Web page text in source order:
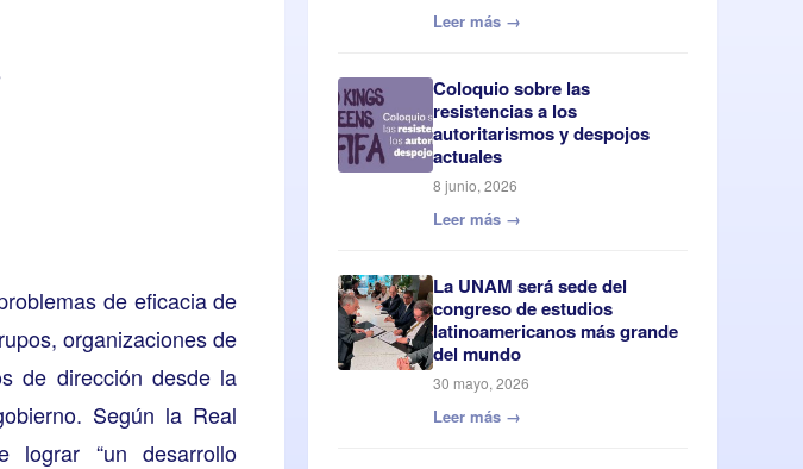
de eficacia de
organizaciones de
de dirección desde la
Según la Real
lograr “un desarrollo
Leer más →
Coloquio sobre las
resistencias a los
autoritarismos y despojos
actuales
8 junio, 2026
Leer más →
La UNAM será sede del
congreso de estudios
latinoamericanos más grande
del mundo
30 mayo, 2026
Leer más →